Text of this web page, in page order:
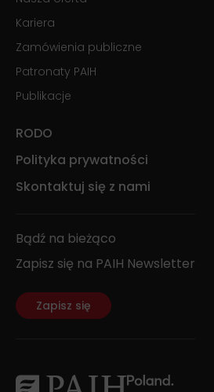
Kariera
Zamówienia publiczne
Patronaty PAIH
Publikacje
RODO
Polityka prywatności
Skontaktuj się z nami
Bądź na bieżąco
Zapisz się na PAIH Newsletter
Zapisz się